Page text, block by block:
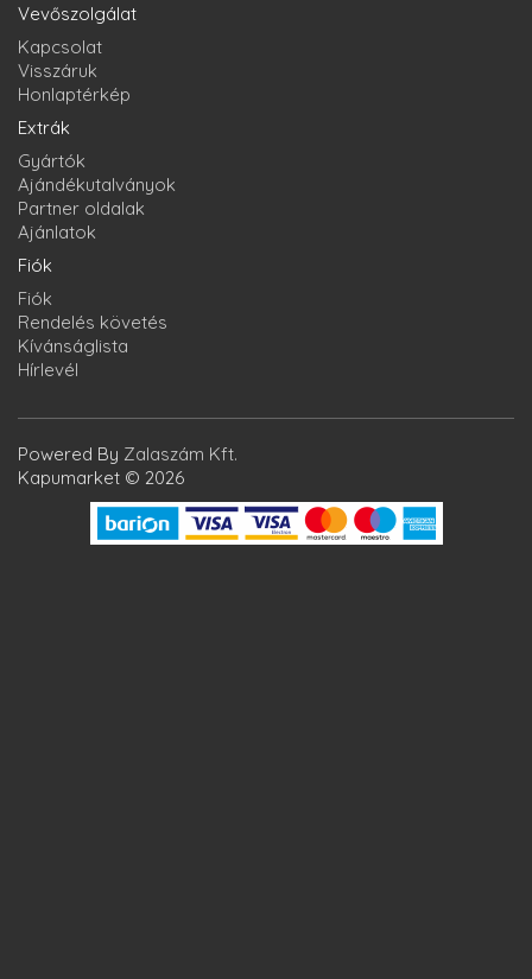
Vevőszolgálat
Kapcsolat
Visszáruk
Honlaptérkép
Extrák
Gyártók
Ajándékutalványok
Partner oldalak
Ajánlatok
Fiók
Fiók
Rendelés követés
Kívánságlista
Hírlevél
Powered By Zalaszám Kft.
Kapumarket © 2026